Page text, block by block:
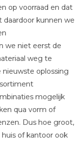
op voorraad en dat
daardoor kunnen we
we niet eerst de
weg te
oplossing
mogelijk
qua vorm of
Dus hoe groot,
of kantoor ook